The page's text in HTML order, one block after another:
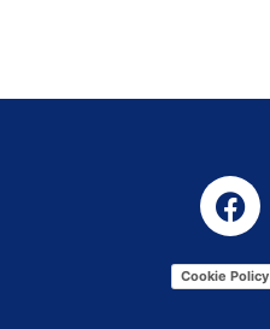
Cookie Policy